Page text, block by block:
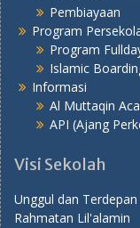
Pembiayaan
Program
Program
Islamic
Informasi
Al Muttaqin
API (Ajang
Visi Sekolah
Unggul dan
Rahmatan Lil'alamin